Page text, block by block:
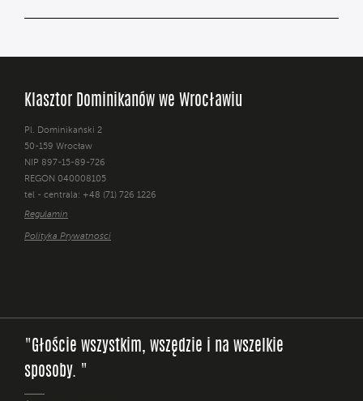
Klasztor Dominikanów we Wrocławiu
Pl. Dominikański 2
50-159 Wrocław
NIP 897-15-89-726
REGON 040008105
tel - centrala: +48 (71) 726 1226
Regulamin
Polityka Prywatności
"Głoście wszystkim, wszędzie i na wszelkie
sposoby. "